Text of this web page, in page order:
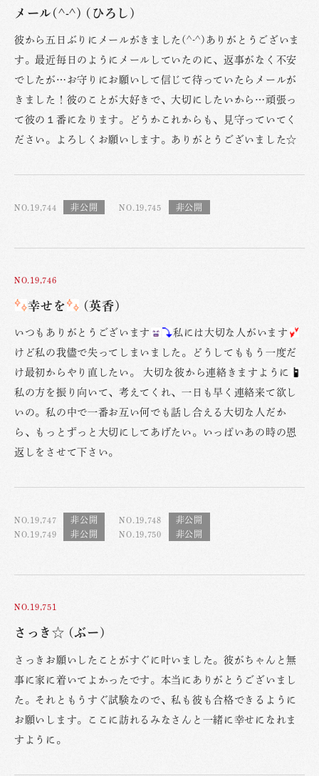
メール(^-^) (ひろし)
彼から五日ぶりにメールがきました(^-^)ありがとうございま
す。最近毎日のようにメールしていたのに、返事がなく不安
でしたが…お守りにお願いして信じて待っていたらメールが
きました！彼のことが大好きで、大切にしたいから…頑張っ
て彼の１番になります。どうかこれからも、見守っていてく
ださい。よろしくお願いします。ありがとうございました☆
NO.19,744 NO.19,745
NO.19,746
幸せを (英香)
いつもありがとうございます
私には大切な人がいます
けど私の我儘で失ってしまいました。どうしてももう一度だ
け最初からやり直したい。 大切な彼から連絡きますように
私の方を振り向いて、考えてくれ、一日も早く連絡来て欲し
いの。私の中で一番お互い何でも話し合える大切な人だか
ら、もっとずっと大切にしてあげたい。いっぱいあの時の恩
返しをさせて下さい。
NO.19,747
NO.19,748
NO.19,749
NO.19,750
NO.19,751
さっき☆ (ぶー)
さっきお願いしたことがすぐに叶いました。彼がちゃんと無
事に家に着いてよかったです。本当にありがとうございまし
た。それともうすぐ試験なので、私も彼も合格できるように
お願いします。ここに訪れるみなさんと一緒に幸せになれま
すように。